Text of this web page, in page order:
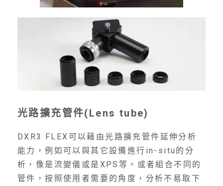
光路擴充管件(Lens tube)
DXR3 FLEX可以藉由光路擴充管件延伸分析
能力，例如可以與其它設備進行in-situ的分
析，像是流變儀或是XPS等。或者組合不同的
管件，按照使用者需要的角度，分析不易取下